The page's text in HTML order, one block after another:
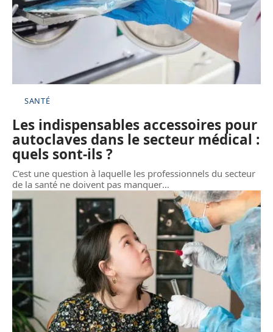
SANTÉ
Les indispensables accessoires pour
autoclaves dans le secteur médical :
quels sont-ils ?
C'est une question à laquelle les professionnels du secteur
de la santé ne doivent pas manquer…